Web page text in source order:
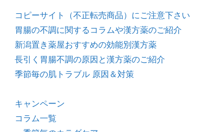
コピーサイト（不正転売商品）にご注意下さい
胃腸の不調に関するコラムや漢方薬のご紹介
新潟置き薬屋おすすめの効能別漢方薬
長引く胃腸不調の原因と漢方薬のご紹介
季節毎の肌トラブル 原因＆対策
キャンペーン
コラム一覧